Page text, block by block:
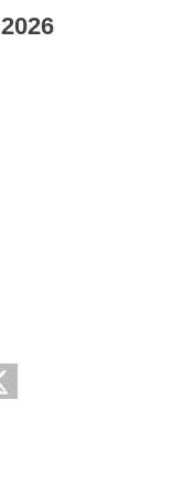
2026